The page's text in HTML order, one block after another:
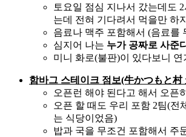
토요일 점심 지나서 갔는데도
는데 전혀 기다려서 먹을만 하
음료나 맥주 포함해서 (음료를
심지어 나는 누가 공짜로 사준
미니 화로(불판)이 있다보니
함바그 스테이크 점보(牛かつもと
오픈런 해야 된다고 해서 오픈
오픈 할 때도 우리 포함 2팀(전
는 식당이었음)
밥과 국을 무조건 포함해서 주